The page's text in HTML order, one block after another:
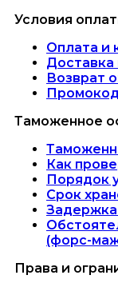
Условия
Оплата и
Доставка
Возврат
Таможенное
Как
Порядок
Срок
(форс-
Права и